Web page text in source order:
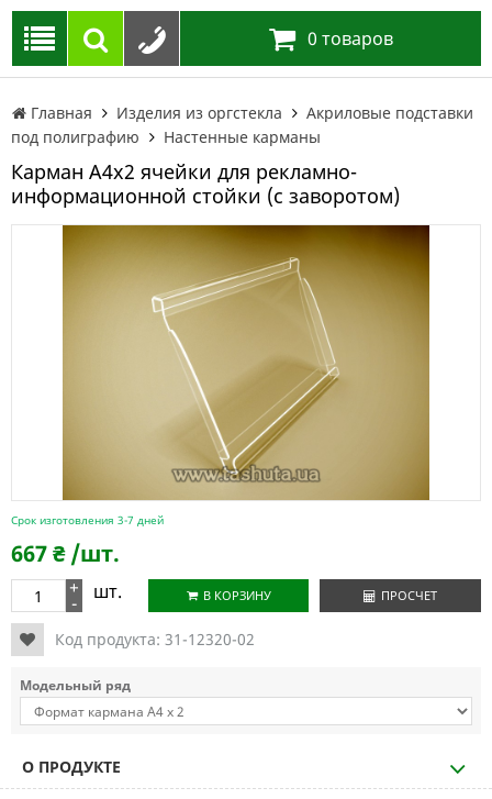
0 товаров
Главная Изделия из оргстекла
Акриловые подставки
под полиграфию
Настенные карманы
Карман А4х2 ячейки для рекламно-
информационной стойки (с заворотом)
Срок изготовления 3-7 дней
667₴ /шт.
+
- шт. В КОРЗИНУ ПРОСЧЕТ
Код продукта: 31-12320-02
Модельный ряд
О ПРОДУКТЕ